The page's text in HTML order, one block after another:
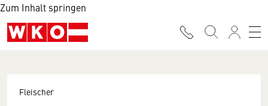
Zum Inhalt springen
Fleischer